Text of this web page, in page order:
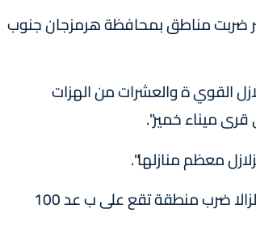
6,1 و6,1 و6,3 (على مقياس) ريختر ضربت مناطق بمحافظة هرمزجان جنوب
القوي ة والعشرات من الهزات
معظم منازلها".
وكان المركز الأميركي للمسح الجيولوجي ذكر في وقت سابق أن زلزالا ضرب منطقة تقع على ب عد 100